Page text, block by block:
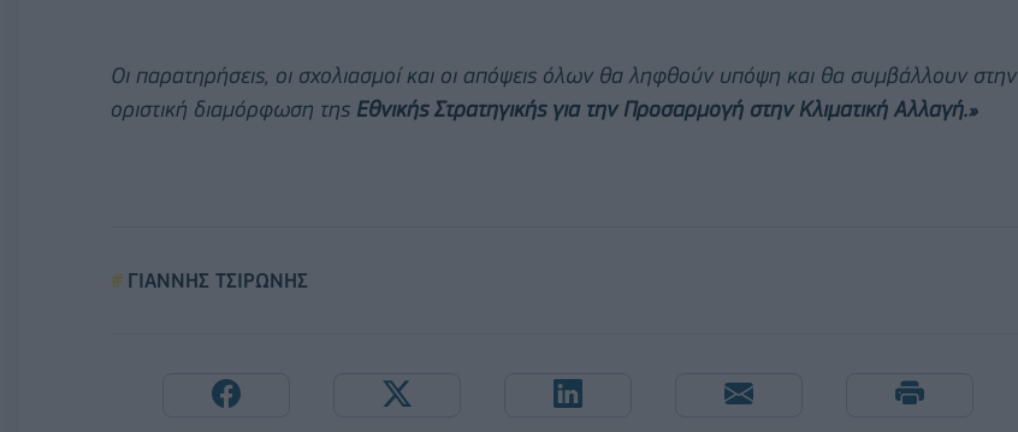
Οι παρατηρήσεις, οι σχολιασμοί και οι απόψεις όλων θα ληφθούν υπόψη και θα συμβάλλουν στην
οριστική διαμόρφωση της Εθνικής Στρατηγικής για την Προσαρμογή στην Κλιματική Αλλαγή.»
ΓΙΑΝΝΗΣ ΤΣΙΡΩΝΗΣ